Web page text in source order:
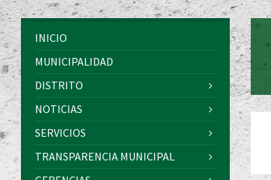
INICIO
MUNICIPALIDAD
DISTRITO
NOTICIAS
SERVICIOS
TRANSPARENCIA MUNICIPAL